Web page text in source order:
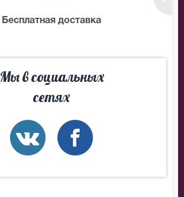
Бесплатная доставка
Мы в социальных
сетях